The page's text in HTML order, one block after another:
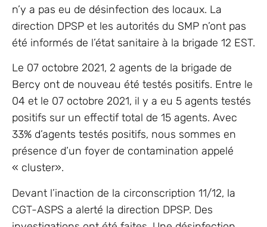
n’y a pas eu de désinfection des locaux. La
direction DPSP et les autorités du SMP n’ont pas
été informés de l’état sanitaire à la brigade 12 EST.
Le 07 octobre 2021, 2 agents de la brigade de
Bercy ont de nouveau été testés positifs. Entre le
04 et le 07 octobre 2021, il y a eu 5 agents testés
positifs sur un effectif total de 15 agents. Avec
33% d’agents testés positifs, nous sommes en
présence d’un foyer de contamination appelé
« cluster».
Devant l’inaction de la circonscription 11/12, la
CGT-ASPS a alerté la direction DPSP. Des